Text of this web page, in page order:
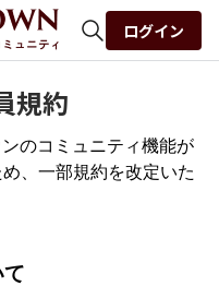
検索
ログイン
規約
のコミュニティ機能が
、一部規約を改定いた